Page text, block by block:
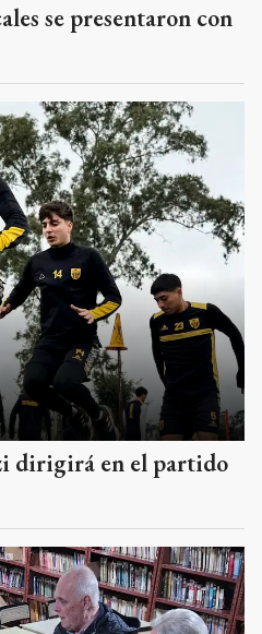
se presentaron con
dirigirá en el partido